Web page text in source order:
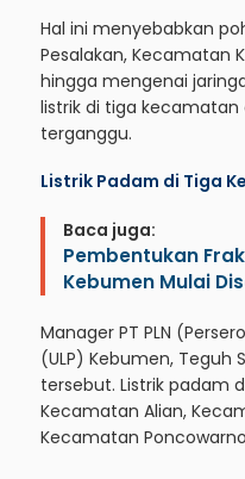
Hal ini menyebabkan
Pesalakan, Kecamatan
hingga mengenai
listrik di tiga kecamatan
terganggu.
Listrik Padam di Tiga
Baca juga:
Pembentukan
Kebumen Mulai
Manager PT PLN
(ULP) Kebumen, Teguh
tersebut. Listrik padam
Kecamatan Alian,
Kecamatan